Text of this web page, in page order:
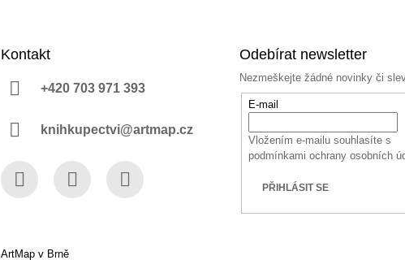
Kontakt
+420 703 971 393
knihkupectvi@artmap.cz
Odebírat newsletter
Nezmeškejte žádné novinky či
E-mail
Vložením e-mailu souhlasíte s
podmínkami ochrany osobních
PŘIHLÁSIT SE
ArtMap v Brně